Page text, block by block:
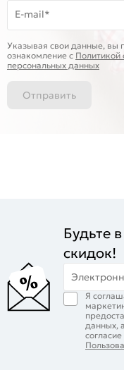
E-mail*
Указывая свои данные, вы
ознакомление c Политикой
персональных данных
Отправить
Будьте
скидок!
Я
данных,
согласие